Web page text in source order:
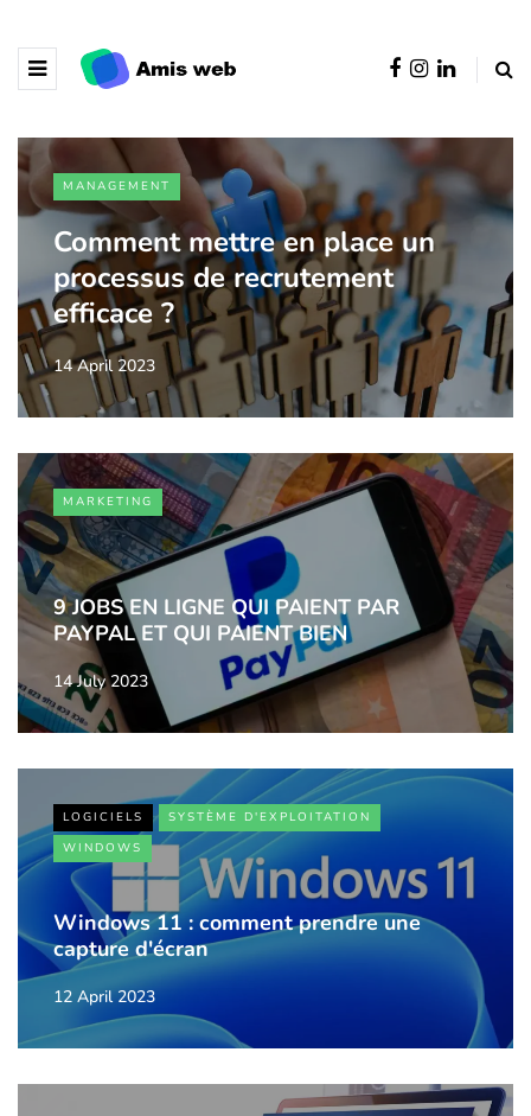
MANAGEMENT
Comment mettre en place un
processus de recrutement
efficace ?
14 April 2023
MARKETING
9 JOBS EN LIGNE QUI PAIENT PAR
PAYPAL ET QUI PAIENT BIEN
14 July 2023
LOGICIELS
SYSTÈME D'EXPLOITATION
WINDOWS
Windows 11 : comment prendre une
capture d'écran
12 April 2023